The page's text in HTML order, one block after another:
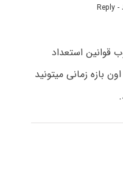
- Reply
قوانین استعداد
بازه زمانی میتونید